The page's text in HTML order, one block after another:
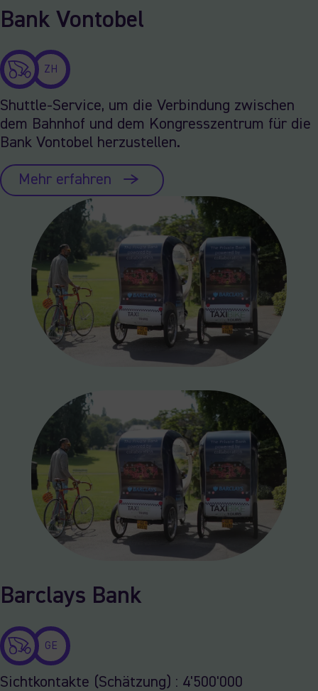
Bank Vontobel
ZH
Shuttle-Service, um die Verbindung zwischen
dem Bahnhof und dem Kongresszentrum für die
Bank Vontobel herzustellen.
Mehr erfahren
Barclays Bank
GE
Sichtkontakte (Schätzung) : 4'500'000